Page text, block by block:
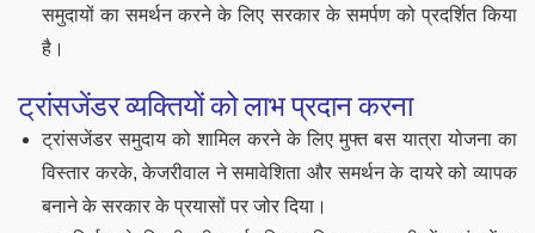
समुदायों का समर्थन करने के लिए सरकार के समर्पण को प्रदर्शित किया
है।
ट्रांसजेंडर व्यक्तियों को लाभ प्रदान करना
ट्रांसजेंडर समुदाय को शामिल करने के लिए मुफ्त बस यात्रा योजना का
विस्तार करके, केजरीवाल ने समावेशिता और समर्थन के दायरे को व्यापक
बनाने के सरकार के प्रयासों पर जोर दिया।